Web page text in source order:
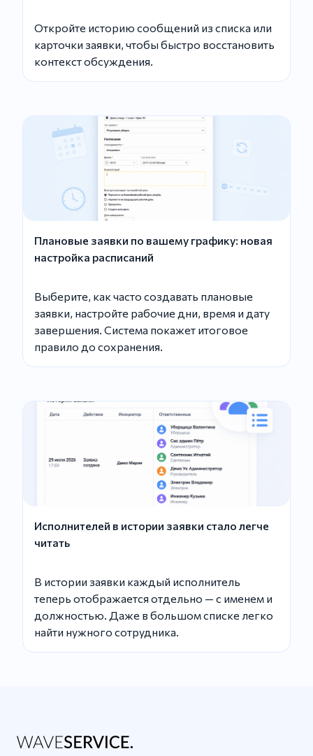
Откройте историю сообщений из списка или
карточки заявки, чтобы быстро восстановить
контекст обсуждения.
Плановые заявки по вашему графику: новая
настройка расписаний
Выберите, как часто создавать плановые
заявки, настройте рабочие дни, время и дату
завершения. Система покажет итоговое
правило до сохранения.
Исполнителей в истории заявки стало легче
читать
В истории заявки каждый исполнитель
теперь отображается отдельно — с именем и
должностью. Даже в большом списке легко
найти нужного сотрудника.